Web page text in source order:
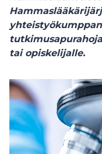
tai opiskelijalle.